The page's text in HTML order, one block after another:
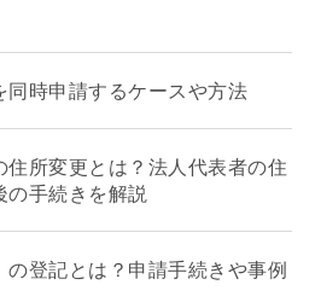
同時申請するケースや方法
所変更とは？法人代表者の住
の手続きを解説
登記とは？申請手続きや事例